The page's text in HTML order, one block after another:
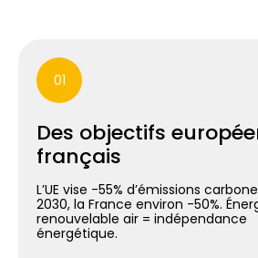
01
Des objectifs
français
L’UE vise -55% d’émissions
2030, la France environ -50%.
renouvelable air = indépendance
énergétique.